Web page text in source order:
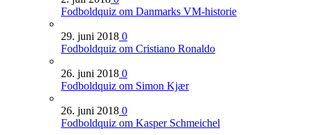
Fodboldquiz om Danmarks VM-historie
29. juni 2018 0
Fodboldquiz om Cristiano Ronaldo
26. juni 2018 0
Fodboldquiz om Simon Kjær
26. juni 2018 0
Fodboldquiz om Kasper Schmeichel